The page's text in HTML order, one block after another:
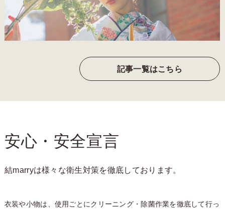
記事一覧はこちら
安心・安全宣言
結marryは様々な衛生対策を徹底しております。
衣装や小物は、使用ごとにクリーニング・除菌作業を徹底して行っ